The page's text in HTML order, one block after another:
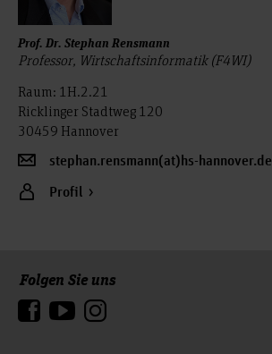
Prof. Dr. Stephan Rensmann
Professor, Wirtschaftsinformatik (F4WI)
Raum: 1H.2.21
Ricklinger Stadtweg 120
30459 Hannover
stephan.rensmann(at)hs-hannover.de
Profil
Folgen Sie uns